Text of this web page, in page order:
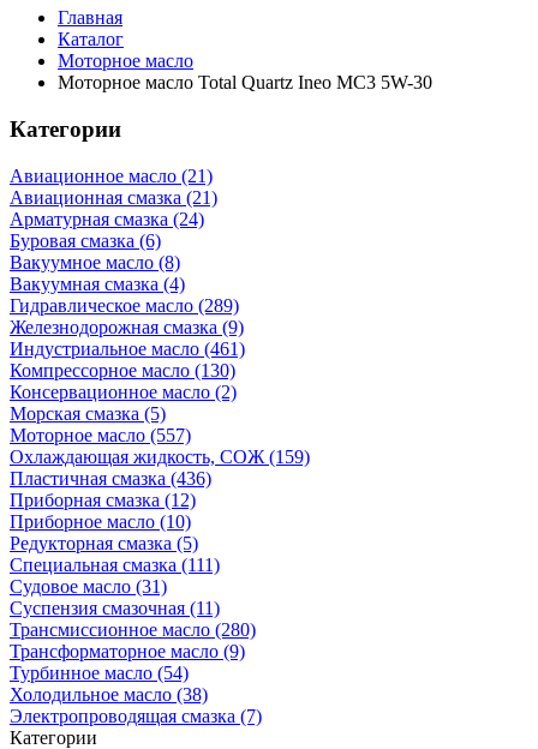
Главная
Каталог
Моторное масло
Моторное масло Total Quartz Ineo MC3 5W-30
Категории
Авиационное масло (21)
Авиационная смазка (21)
Арматурная смазка (24)
Буровая смазка (6)
Вакуумное масло (8)
Вакуумная смазка (4)
Гидравлическое масло (289)
Железнодорожная смазка (9)
Индустриальное масло (461)
Компрессорное масло (130)
Консервационное масло (2)
Морская смазка (5)
Моторное масло (557)
Охлаждающая жидкость, СОЖ (159)
Пластичная смазка (436)
Приборная смазка (12)
Приборное масло (10)
Редукторная смазка (5)
Специальная смазка (111)
Судовое масло (31)
Суспензия смазочная (11)
Трансмиссионное масло (280)
Трансформаторное масло (9)
Турбинное масло (54)
Холодильное масло (38)
Электропроводящая смазка (7)
Категории